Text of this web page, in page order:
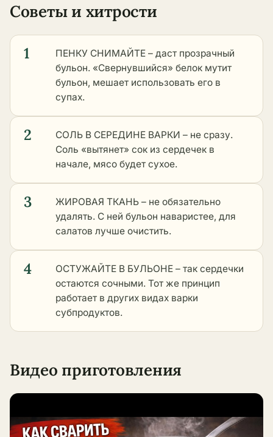
Советы и хитрости
1
ПЕНКУ СНИМАЙТЕ – даст прозрачный
бульон. «Свернувшийся» белок мутит
бульон, мешает использовать его в
супах.
2
СОЛЬ В СЕРЕДИНЕ ВАРКИ – не сразу.
Соль «вытянет» сок из сердечек в
начале, мясо будет сухое.
3
ЖИРОВАЯ ТКАНЬ – не обязательно
удалять. С ней бульон наваристее, для
салатов лучше очистить.
4
ОСТУЖАЙТЕ В БУЛЬОНЕ – так сердечки
остаются сочными. Тот же принцип
работает в других видах варки
субпродуктов.
Видео приготовления